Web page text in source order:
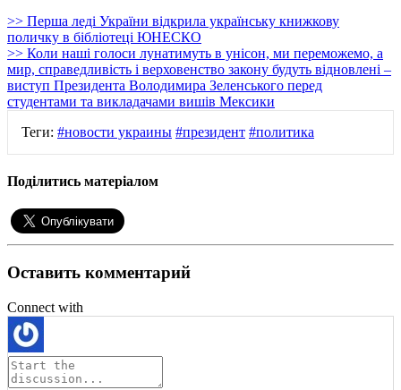
>> Перша леді України відкрила українську книжкову
поличку в бібліотеці ЮНЕСКО
>> Коли наші голоси лунатимуть в унісон, ми переможемо, а
мир, справедливість і верховенство закону будуть відновлені –
виступ Президента Володимира Зеленського перед
студентами та викладачами вишів Мексики
Теги: #новости украины #президент #политика
Поділитись матеріалом
Оставить комментарий
Connect with